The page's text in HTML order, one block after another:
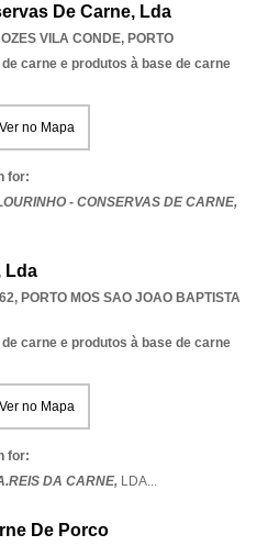
De Carne, Lda
VILA CONDE, PORTO
carne e produtos à base de carne
Ver no Mapa
for:
- CONSERVAS DE CARNE,
Lda
, PORTO MOS SAO JOAO BAPTISTA
carne e produtos à base de carne
Ver no Mapa
for:
DA CARNE, LDA...
De Porco